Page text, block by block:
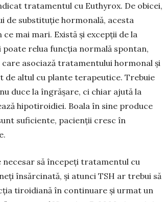
trata­men­tul cu Euthyrox. De obicei,
de sub­stituție hor­monală, acesta
mai mari. Există și excepții de la
relua funcția normală spontan,
asociază tratamentului hormonal și
altul cu plan­te tera­peutice. Trebuie
duce la îngrășare, ci chiar ajută la
hipotiroidiei. Boala în sine produce
suficiente, pacienții cresc în
necesar să începeți tratamentul cu
însăr­ci­nată, și atunci TSH ar trebui să
tiroidiană în continuare și urmat un